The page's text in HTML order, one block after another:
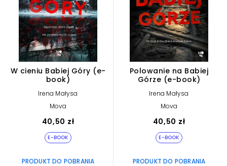
W cieniu Babiej Góry (e-
book)
Irena Małysa
Mova
40,50 zł
E-BOOK
PRODUKT DO POBRANIA
Polowanie na Babiej
Górze (e-book)
Irena Małysa
Mova
40,50 zł
E-BOOK
PRODUKT DO POBRANIA